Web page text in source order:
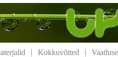
Kokkuvõtted